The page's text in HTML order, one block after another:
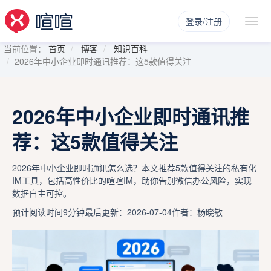
登录/注册
当前位置： 首页 博客
知识百科
2026年中小企业即时通讯推荐：这5款值得关注
2026年中小企业即时通讯推
荐：这5款值得关注
2026年中小企业即时通讯怎么选？本文推荐5款值得关注的私有化
IM工具，包括高性价比的喧喧IM，助你告别微信办公风险，实现
数据自主可控。
预计阅读时间9分钟最后更新：2026-07-04作者：杨晓敏